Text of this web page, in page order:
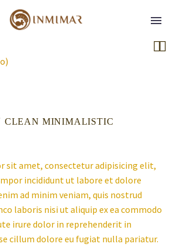

CLEAN MINIMALISTIC
sit amet, consectetur adipisicing elit,
incididunt ut labore et dolore
ad minim veniam, quis nostrud
laboris nisi ut aliquip ex ea commodo
irure dolor in reprehenderit in
cillum dolore eu fugiat nulla pariatur.